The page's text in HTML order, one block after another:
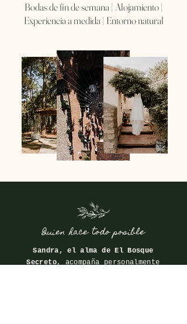
Bodas de fin de semana | Alojamiento |
Experiencia a medida | Entorno natural
Quien hace todo posible
Sandra, el alma de El Bosque
Secreto, acompaña personalmente